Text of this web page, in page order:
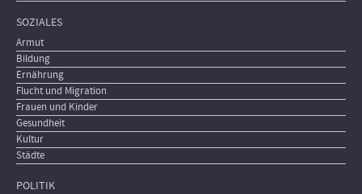
SOZIALES
Armut
Bildung
Ernährung
Flucht und Migration
Frauen und Kinder
Gesundheit
Kultur
Städte
POLITIK